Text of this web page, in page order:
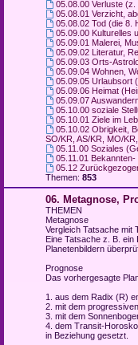
05.08.00 Verluste
05.08.01 Verzicht,
05.08.02 Tod (die 8.
05.09.00 Kulturelles
05.09.01 Malerei,
05.09.02 Literatur,
05.09.03 Orts-
05.09.04 Wohnen,
05.09.05 Urlaubsort
05.09.06 Heimat
05.09.07
05.10.00 soziale
05.10.01 Ziele im
05.10.02 Obrigkeit,
SO/KR, AS/KR, MO/
05.11.00 Soziales
05.11.01
05.12
Themen: 853
06. Metagnose,
THEMEN
Metagnose
Vergleich Tatsache mit
Eine Tatsache z. B.
Planetenbildern
Prognose
Das vorhergesagte
1. aus dem Radix (R)
2. mit dem
3. mit dem
4. dem Transit-
in Beziehung gesetzt.